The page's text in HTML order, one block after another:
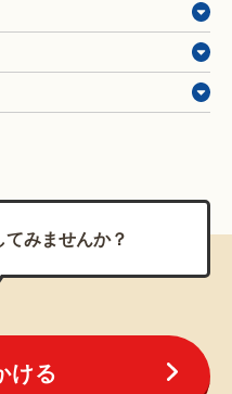
てみませんか？
ける